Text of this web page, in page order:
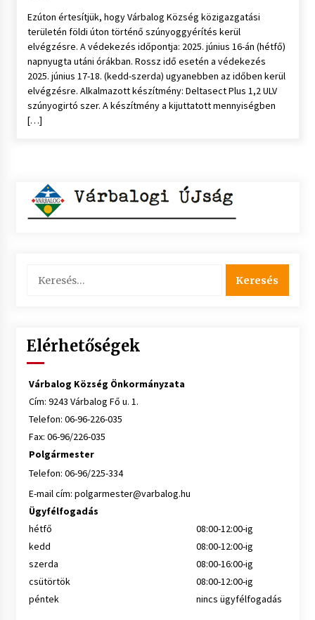
Ezúton értesítjük, hogy Várbalog Község közigazgatási
területén földi úton történő szúnyoggyérítés kerül
elvégzésre. A védekezés időpontja: 2025. június 16-án (hétfő)
napnyugta utáni órákban. Rossz idő esetén a védekezés
2025. június 17-18. (kedd-szerda) ugyanebben az időben kerül
elvégzésre. Alkalmazott készítmény: Deltasect Plus 1,2 ULV
szúnyogirtó szer. A készítmény a kijuttatott mennyiségben
[…]
Elérhetőségek
Várbalog Község Önkormányzata
Cím: 9243 Várbalog Fő u. 1.
Telefon: 06-96-226-035
Fax: 06-96/226-035
Polgármester
Telefon: 06-96/225-334
E-mail cím: polgarmester@varbalog.hu
Ügyfélfogadás
hétfő
08:00-12:00-ig
kedd
08:00-12:00-ig
szerda
08:00-16:00-ig
csütörtök
08:00-12:00-ig
péntek
nincs ügyfélfogadás